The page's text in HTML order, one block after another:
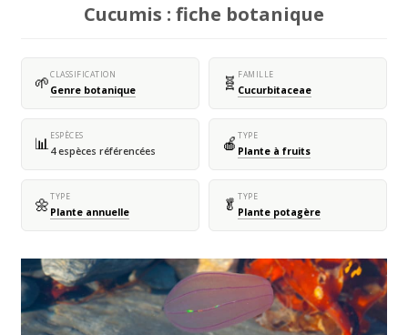
Cucumis : fiche botanique
🌱CLASSIFICATION
Genre botanique 🧬 FAMILLE
Cucurbitaceae
📊ESPÈCES
4 espèces référencées 🍎 TYPE
Plante à fruits
🌼TYPE
Plante annuelle 🥬 TYPE
Plante potagère